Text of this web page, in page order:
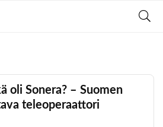
oli Sonera? – Suomen
teleoperaattori